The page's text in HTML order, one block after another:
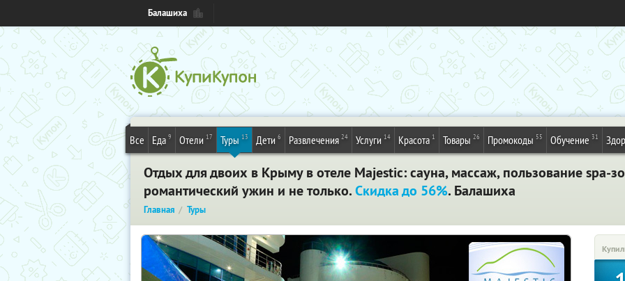
Балашиха
Все Еда 9 Отели 17 Туры 13 Дети 6 Развлечения 24 Услуги 14 Красота 1 Товары 26 Промокоды 55 Обучение 31
Отдых для двоих в Крыму в отеле Majestic: сауна, массаж, пользование spa-
романтический ужин и не только.Скидка до 56%. Балашиха
Главная Туры